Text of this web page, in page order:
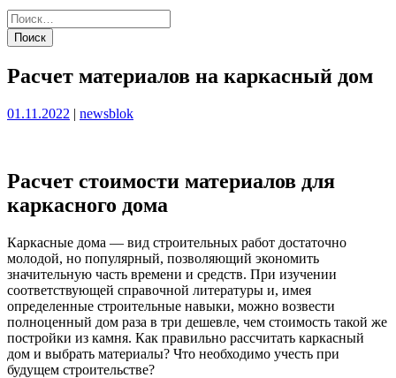
Расчет материалов на каркасный дом
Опубликовано
01.11.2022 | Опубликовано
newsblok
Расчет стоимости материалов для
каркасного дома
Каркасные дома — вид строительных работ достаточно
молодой, но популярный, позволяющий экономить
значительную часть времени и средств. При изучении
соответствующей справочной литературы и, имея
определенные строительные навыки, можно возвести
полноценный дом раза в три дешевле, чем стоимость такой же
постройки из камня. Как правильно рассчитать каркасный
дом и выбрать материалы? Что необходимо учесть при
будущем строительстве?